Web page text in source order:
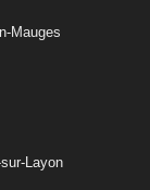
Mauges
Layon